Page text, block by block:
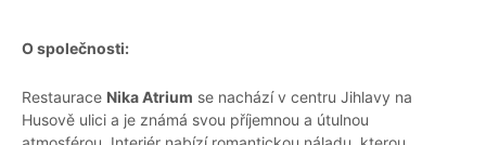
O společnosti:
Restaurace Nika Atrium se nachází v centru Jihlavy na
Husově ulici a je známá svou příjemnou a útulnou